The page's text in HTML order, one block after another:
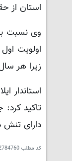
استان از
زیرا هر
تاکید کرد:
دارای
کد مطلب